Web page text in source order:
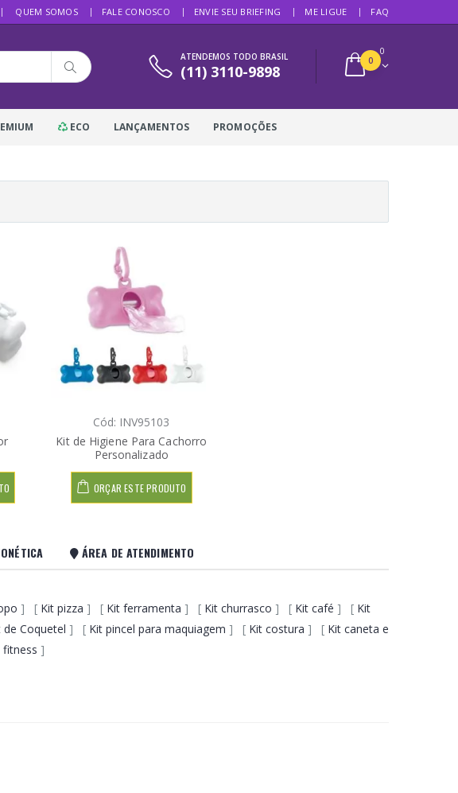
QUEM SOMOS FALE CONOSCO ENVIE SEU BRIEFING ME LIGUE FAQ
ATENDEMOS TODO BRASIL
(11) 3110-9898
0
0
ECO LANÇAMENTOS PROMOÇÕES
Cód: INV95103
Kit de Higiene Para Cachorro
Personalizado
ORÇAR ESTE PRODUTO
ÁREA DE ATENDIMENTO
] [ Kit pizza ] [ Kit ferramenta ] [ Kit churrasco ] [ Kit café ] [ Kit
de Coquetel ] [ Kit pincel para maquiagem ] [ Kit costura ] [ Kit caneta e
fitness ]